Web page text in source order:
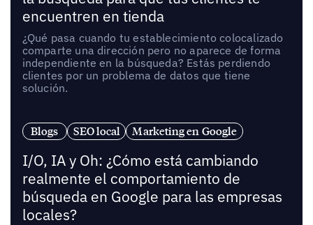
encuentren en tienda
¿Qué pasa cuando tu establecimiento colocalizado
comparte una dirección pero no aparece de forma
independiente en la búsqueda? Estás perdiendo
clientes por un problema de datos que tiene
solución.
Blogs SEO local Marketing en Google
I/O, IA y Oh: ¿Cómo está cambiando
realmente el comportamiento de
búsqueda en Google para las empresas
locales?